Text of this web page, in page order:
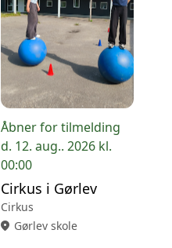
Åbner for tilmelding
d. 12. aug.. 2026 kl.
00:00
Cirkus i Gørlev
Cirkus
location_on Gørlev skole